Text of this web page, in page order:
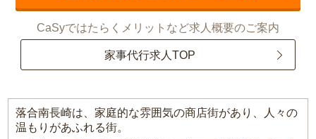
CaSyではたらくメリットなど求人概要のご案内
家事代行求人TOP
落合南長崎は、家庭的な雰囲気の商店街があり、人々の
温もりがあふれる街。